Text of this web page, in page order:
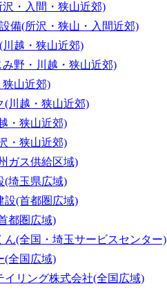
・入間・狭山近郊)
備(所沢・狭山・入間近郊)
越・狭山近郊)
野・川越・狭山近郊)
狭山近郊)
(川越・狭山近郊)
・狭山近郊)
・狭山近郊)
ガス供給区域)
(埼玉県広域)
設(首都圏広域)
都圏広域)
ん(全国・埼玉サービスセンター)
(全国広域)
イリング株式会社(全国広域)